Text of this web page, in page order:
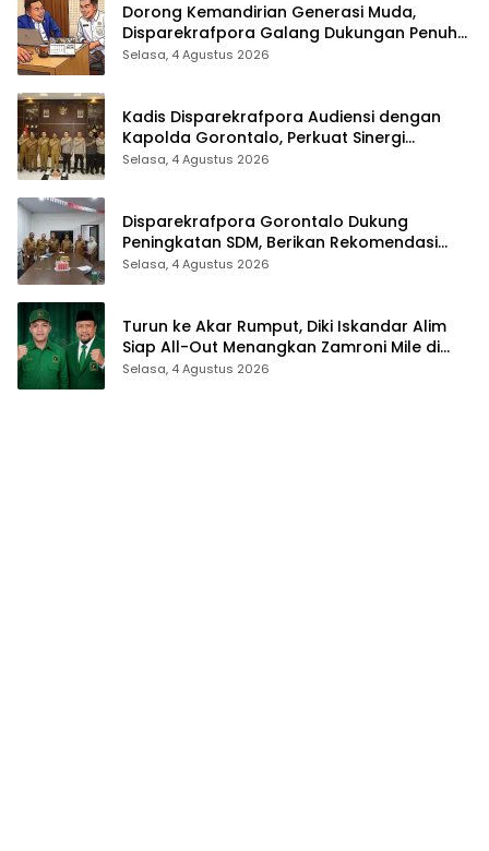
Dorong Kemandirian Generasi Muda,
Disparekrafpora Galang Dukungan Penuh
Para Aleg Deprov
Selasa, 4 Agustus 2026
Kadis Disparekrafpora Audiensi dengan
Kapolda Gorontalo, Perkuat Sinergi
Sukseskan Gorontalo Karnaval Karawo
Selasa, 4 Agustus 2026
Disparekrafpora Gorontalo Dukung
Peningkatan SDM, Berikan Rekomendasi
Studi S3 bagi Pegawai
Selasa, 4 Agustus 2026
Turun ke Akar Rumput, Diki Iskandar Alim
Siap All-Out Menangkan Zamroni Mile di
Pilkada Bone Bolango
Selasa, 4 Agustus 2026